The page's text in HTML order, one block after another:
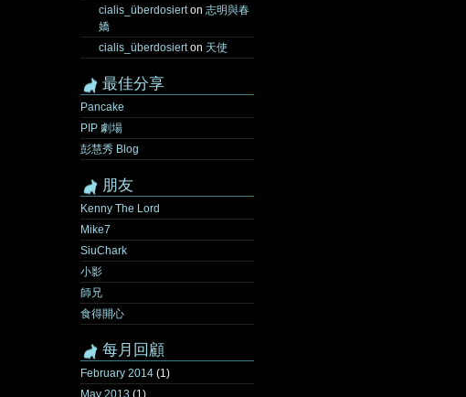
cialis_überdosierton 志明與春
嬌
cialis_überdosierton 天使
最佳分享
Pancake
PIP 劇場
彭慧秀 Blog
朋友
Kenny The Lord
Mike7
SiuChark
小影
師兄
食得開心
每月回顧
February 2014 (1)
May 2013 (1)